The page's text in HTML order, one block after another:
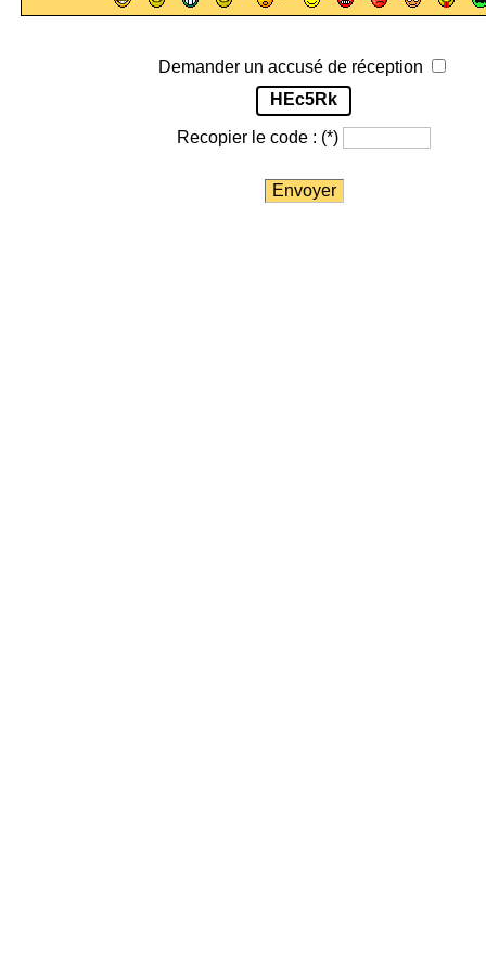
Demander un accusé de réception
HEc5Rk
Recopier le code : (*)
Envoyer